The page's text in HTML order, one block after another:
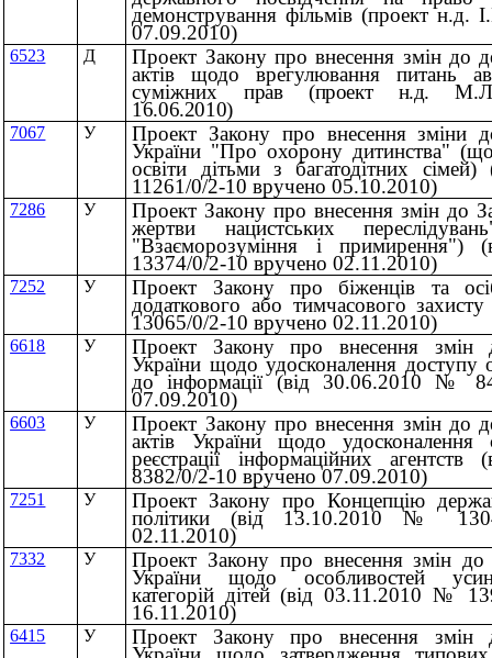
демонстрування фільмів (проект н.д.
07.09.2010)
6523 Д Проект Закону про внесення змін до
актів щодо врегулювання питань
суміжнихправ (проект н.д.
16.06.2010)
7067 У Проект Закону про внесення зміни
України "Про охорону дитинства"
освіти дітьми з багатодітних
11261/0/2-10 вручено 05.10.2010)
7286 У Проект Закону про внесення змін до
жертви нацистських
"Взаєморозуміння і
13374/0/2-10 вручено 02.11.2010)
7252 У Проект Закону про біженців та
додаткового або тимчасового
13065/0/2-10 вручено 02.11.2010)
6618 У Проект Закону про внесення змін
України щодо удосконалення доступу
до інформації (вiд 30.06.2010 №
07.09.2010)
6603 У Проект Закону про внесення змін до
актів України щодо удосконалення
реєстрації інформаційних
8382/0/2-10 вручено 07.09.2010)
7251 У Проект Закону про Концепцію
політики (вiд 13.10.2010 №
02.11.2010)
7332 У Проект Закону про внесення змін до
України щодо особливостей
категорій дітей (вiд 03.11.2010 №
16.11.2010)
6415 У Проект Закону про внесення змін